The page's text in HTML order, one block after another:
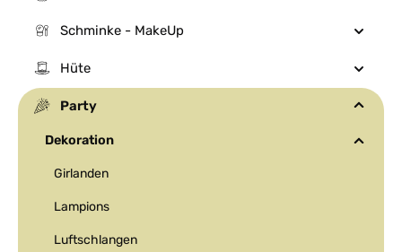
Schminke - MakeUp
Hüte
Party
Dekoration
Girlanden
Lampions
Luftschlangen